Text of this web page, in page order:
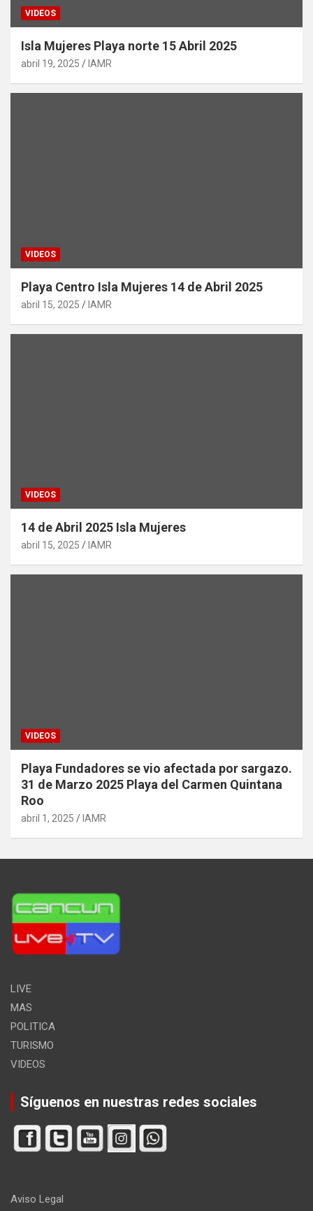
VIDEOS
Isla Mujeres Playa norte 15 Abril 2025
abril 19, 2025 IAMR
VIDEOS
Playa Centro Isla Mujeres 14 de Abril 2025
abril 15, 2025 IAMR
VIDEOS
14 de Abril 2025 Isla Mujeres
abril 15, 2025 IAMR
VIDEOS
Playa Fundadores se vio afectada por sargazo.
31 de Marzo 2025 Playa del Carmen Quintana
Roo
abril 1, 2025 IAMR
LIVE
MAS
POLITICA
TURISMO
VIDEOS
Síguenos en nuestras redes sociales
Aviso Legal